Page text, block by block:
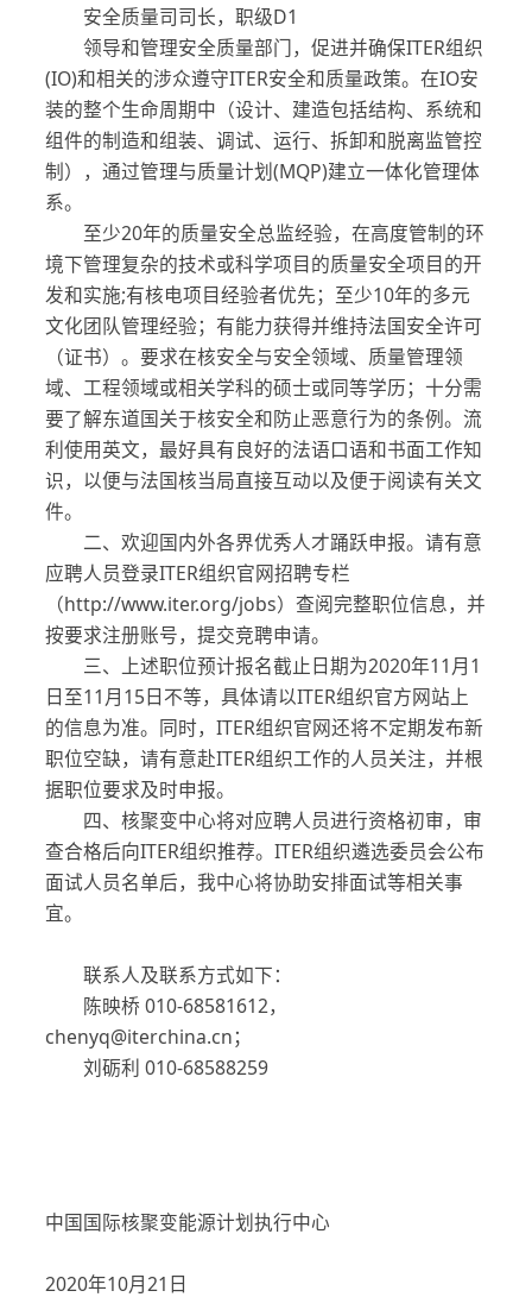
安全质量司司长，职级D1
领导和管理安全质量部门，促进并确保ITER组织
(IO)和相关的涉众遵守ITER安全和质量政策。在IO安
装的整个生命周期中（设计、建造包括结构、系统和
组件的制造和组装、调试、运行、拆卸和脱离监管控
制），通过管理与质量计划(MQP)建立一体化管理体
系。
至少20年的质量安全总监经验，在高度管制的环
境下管理复杂的技术或科学项目的质量安全项目的开
发和实施;有核电项目经验者优先；至少10年的多元
文化团队管理经验；有能力获得并维持法国安全许可
（证书）。要求在核安全与安全领域、质量管理领
域、工程领域或相关学科的硕士或同等学历；十分需
要了解东道国关于核安全和防止恶意行为的条例。流
利使用英文，最好具有良好的法语口语和书面工作知
识，以便与法国核当局直接互动以及便于阅读有关文
件。
二、欢迎国内外各界优秀人才踊跃申报。请有意
应聘人员登录ITER组织官网招聘专栏
（http://www.iter.org/jobs）查阅完整职位信息，并
按要求注册账号，提交竞聘申请。
三、上述职位预计报名截止日期为2020年11月1
日至11月15日不等，具体请以ITER组织官方网站上
的信息为准。同时，ITER组织官网还将不定期发布新
职位空缺，请有意赴ITER组织工作的人员关注，并根
据职位要求及时申报。
四、核聚变中心将对应聘人员进行资格初审，审
查合格后向ITER组织推荐。ITER组织遴选委员会公布
面试人员名单后，我中心将协助安排面试等相关事
宜。
联系人及联系方式如下：
陈映桥 010-68581612，
chenyq@iterchina.cn；
刘砺利 010-68588259
中国国际核聚变能源计划执行中心
2020年10月21日